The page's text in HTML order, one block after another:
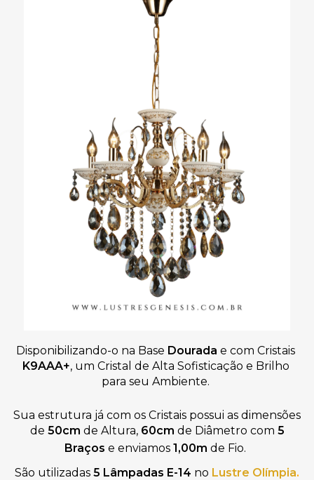
Disponibilizando-o na Base Dourada
K9AAA+, um Cristal de Alta Sofisticação e Brilho
para seu Ambiente.
Sua estrutura já com os Cristais possui as dimensões
de 50cm de Altura, 60cm de Diâmetro com 5
Braços e enviamos 1,00m de Fio.
São utilizadas 5 Lâmpadas E-14 no Lustre Olímpia.